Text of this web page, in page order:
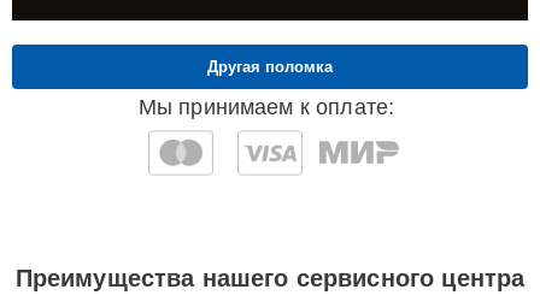
Мы принимаем к оплате:
Другая поломка
Преимущества нашего сервисного центра